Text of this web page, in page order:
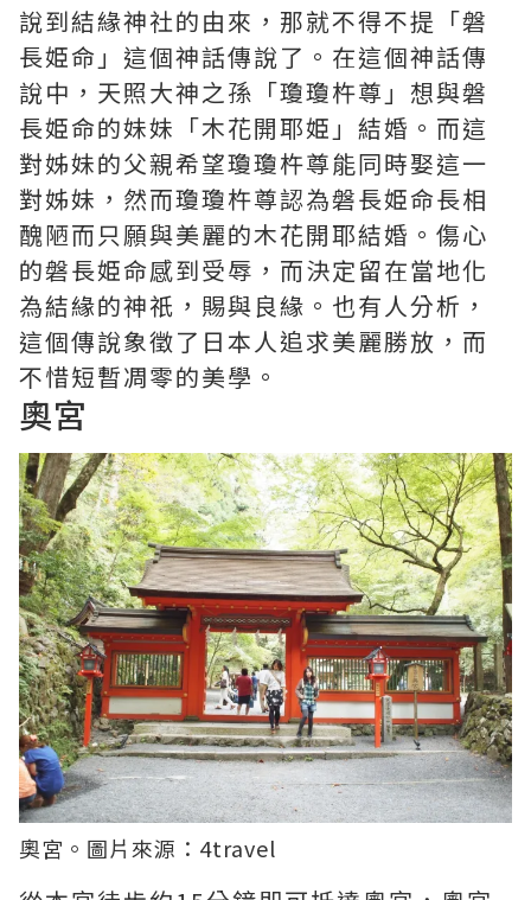
說到結緣神社的由來，那就不得不提「磐
長姫命」這個神話傳說了。在這個神話傳
說中，天照大神之孫「瓊瓊杵尊」想與磐
長姫命的妹妹「木花開耶姫」結婚。而這
對姊妹的父親希望瓊瓊杵尊能同時娶這一
對姊妹，然而瓊瓊杵尊認為磐長姫命長相
醜陋而只願與美麗的木花開耶結婚。傷心
的磐長姫命感到受辱，而決定留在當地化
為結緣的神祇，賜與良緣。也有人分析，
這個傳說象徵了日本人追求美麗勝放，而
不惜短暫凋零的美學。
奧宮
奧宮。圖片來源： 4travel